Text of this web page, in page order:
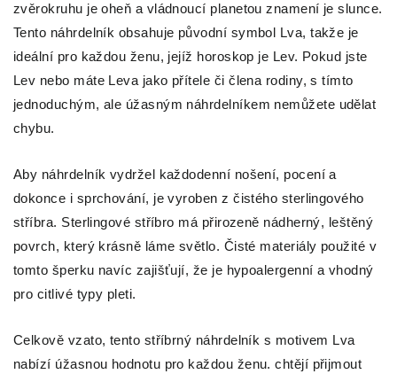
zvěrokruhu je oheň a vládnoucí planetou znamení je slunce.
Tento náhrdelník obsahuje původní symbol Lva, takže je
ideální pro každou ženu, jejíž horoskop je Lev. Pokud jste
Lev nebo máte Leva jako přítele či člena rodiny, s tímto
jednoduchým, ale úžasným náhrdelníkem nemůžete udělat
chybu.
Aby náhrdelník vydržel každodenní nošení, pocení a
dokonce i sprchování, je vyroben z čistého sterlingového
stříbra. Sterlingové stříbro má přirozeně nádherný, leštěný
povrch, který krásně láme světlo. Čisté materiály použité v
tomto šperku navíc zajišťují, že je hypoalergenní a vhodný
pro citlivé typy pleti.
Celkově vzato, tento stříbrný náhrdelník s motivem Lva
nabízí úžasnou hodnotu pro každou ženu. chtějí přijmout